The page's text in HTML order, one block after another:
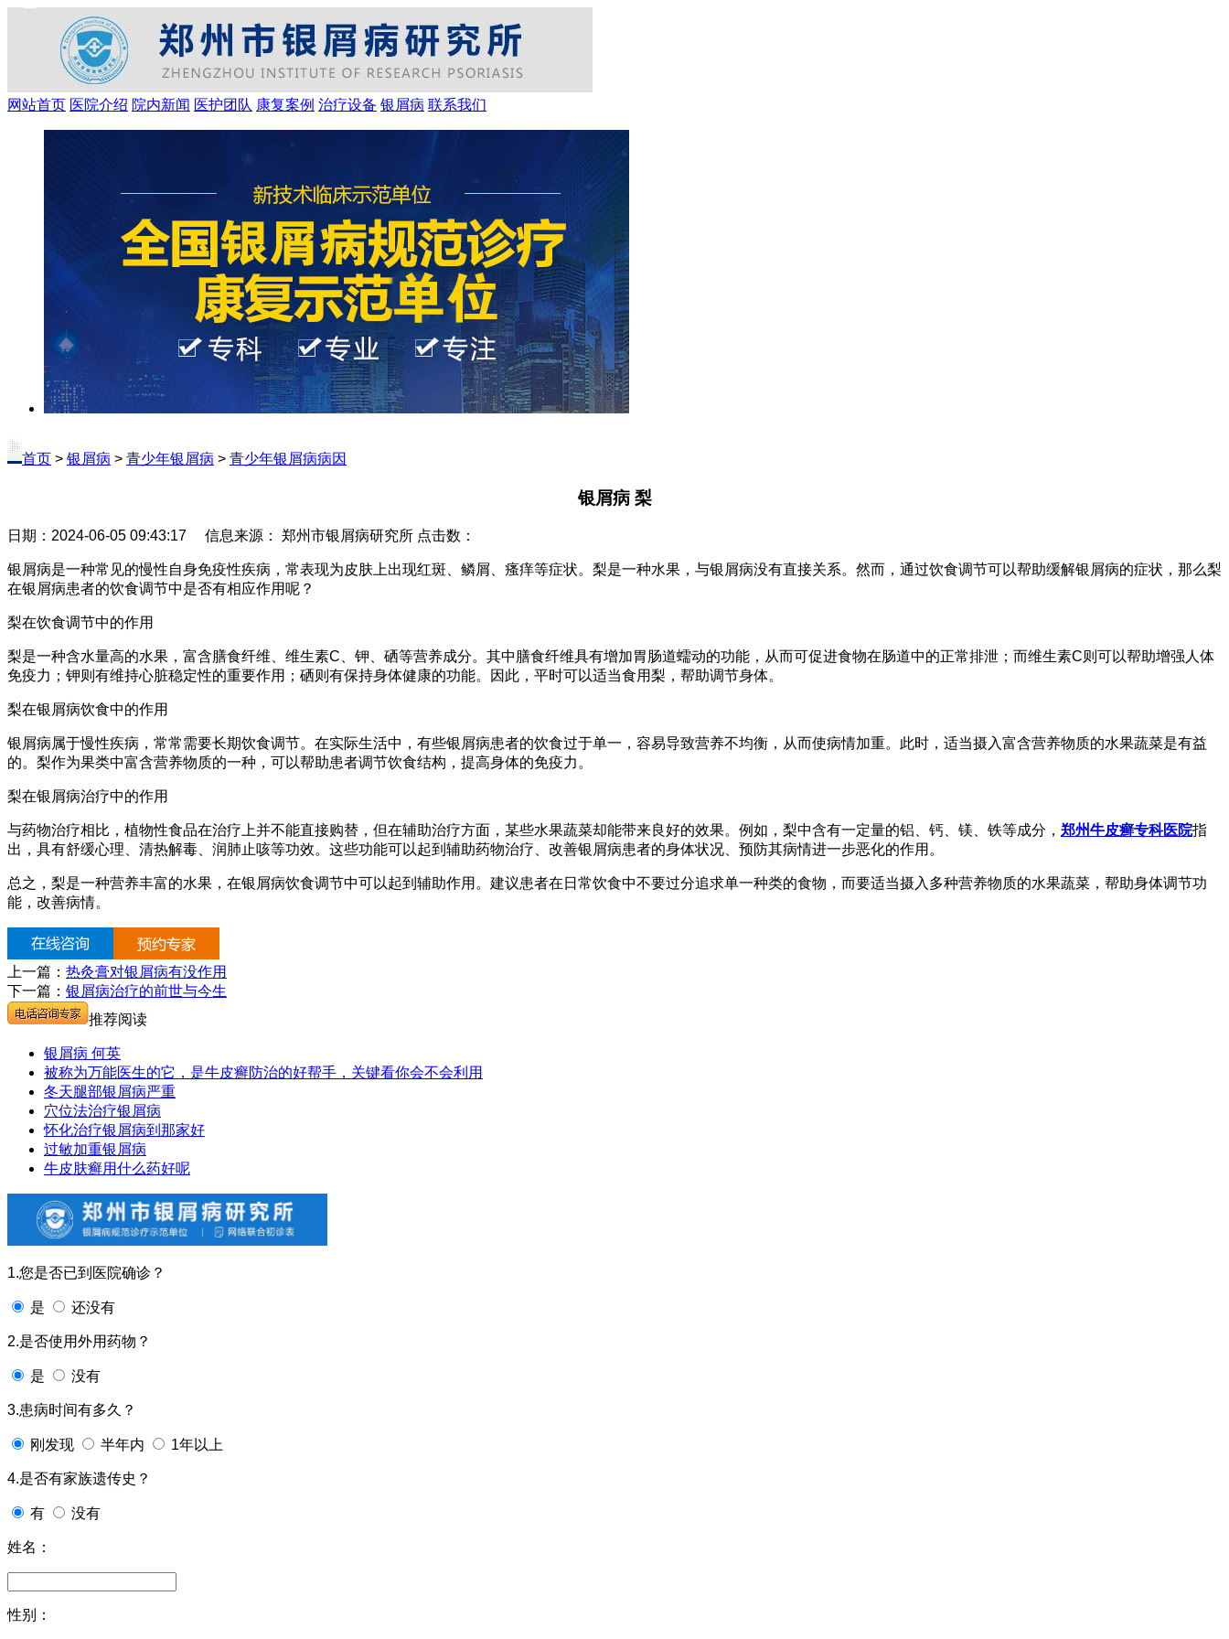
网站首页 医院介绍 院内新闻 医护团队 康复案例 治疗设备 银屑病 联系我们
首页 > 银屑病 > 青少年银屑病 > 青少年银屑病病因
银屑病 梨
日期：2024-06-05 09:43:17 信息来源： 郑州市银屑病研究所 点击数：
银屑病是一种常见的慢性自身免疫性疾病，常表现为皮肤上出现红斑、鳞屑、瘙痒等症状。梨是一种水果，与银屑病没有直接关系。然而，通过饮食调节可以帮助缓解银屑病的症状，那么梨
在银屑病患者的饮食调节中是否有相应作用呢？
梨在饮食调节中的作用
梨是一种含水量高的水果，富含膳食纤维、维生素C、钾、硒等营养成分。其中膳食纤维具有增加胃肠道蠕动的功能，从而可促进食物在肠道中的正常排泄；而维生素C则可以帮助增强人体
免疫力；钾则有维持心脏稳定性的重要作用；硒则有保持身体健康的功能。因此，平时可以适当食用梨，帮助调节身体。
梨在银屑病饮食中的作用
银屑病属于慢性疾病，常常需要长期饮食调节。在实际生活中，有些银屑病患者的饮食过于单一，容易导致营养不均衡，从而使病情加重。此时，适当摄入富含营养物质的水果蔬菜是有益
的。梨作为果类中富含营养物质的一种，可以帮助患者调节饮食结构，提高身体的免疫力。
梨在银屑病治疗中的作用
与药物治疗相比，植物性食品在治疗上并不能直接购替，但在辅助治疗方面，某些水果蔬菜却能带来良好的效果。例如，梨中含有一定量的铝、钙、镁、铁等成分， 郑州牛皮癣专科医院指
出，具有舒缓心理、清热解毒、润肺止咳等功效。这些功能可以起到辅助药物治疗、改善银屑病患者的身体状况、预防其病情进一步恶化的作用。
总之，梨是一种营养丰富的水果，在银屑病饮食调节中可以起到辅助作用。建议患者在日常饮食中不要过分追求单一种类的食物，而要适当摄入多种营养物质的水果蔬菜，帮助身体调节功
能，改善病情。
上一篇： 热灸膏对银屑病有没作用
下一篇： 银屑病治疗的前世与今生
推荐阅读
银屑病 何英
被称为万能医生的它，是牛皮癣防治的好帮手，关键看你会不会利用
冬天腿部银屑病严重
穴位法治疗银屑病
怀化治疗银屑病到那家好
过敏加重银屑病
牛皮肤癣用什么药好呢
1.您是否已到医院确诊？
是 还没有
2.是否使用外用药物？
是 没有
3.患病时间有多久？
刚发现 半年内 1年以上
4.是否有家族遗传史？
有 没有
姓名：
性别：